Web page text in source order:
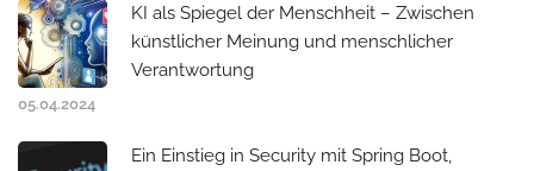
KI als Spiegel der Menschheit – Zwischen
künstlicher Meinung und menschlicher
Verantwortung
05.04.2024
Ein Einstieg in Security mit Spring Boot,